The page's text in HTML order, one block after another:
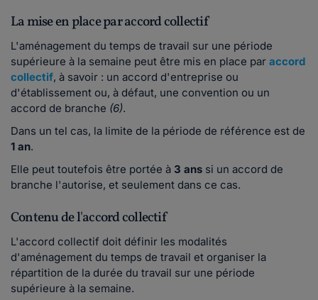
La mise en place par accord collectif
L'aménagement du temps de travail sur une période
supérieure à la semaine peut être mis en place par accord
collectif, à savoir : un accord d'entreprise ou
d'établissement ou, à défaut, une convention ou un
accord de branche (6).
Dans un tel cas, la limite de la période de référence est de
1 an.
Elle peut toutefois être portée à 3 ans si un accord de
branche l'autorise, et seulement dans ce cas.
Contenu de l'accord collectif
L'accord collectif doit définir les modalités
d'aménagement du temps de travail et organiser la
répartition de la durée du travail sur une période
supérieure à la semaine.